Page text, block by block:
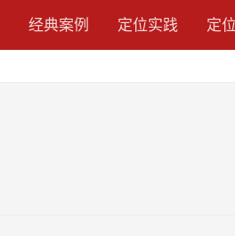
经典案例 定位实践 定